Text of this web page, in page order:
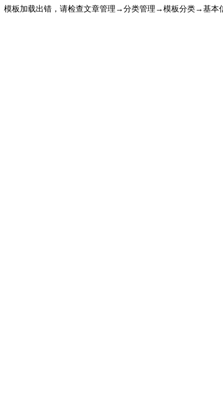
模板加载出错，请检查文章管理→分类管理→模板分类→基本